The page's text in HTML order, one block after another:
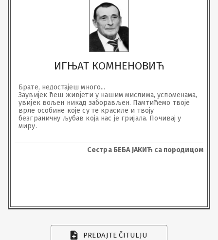
ИГЊАТ КОМНЕНОВИЋ
Брате, недостајеш много...
Заувијек ћеш живјети у нашим мислима, успоменама,
увијек вољен никад заборављен. Памтићемо твоје
врле особине које су те красиле и твоју
безграничну љубав која нас је гријала. Почивај у
миру.
Сестра БЕБА ЈАКИЋ са породицом
PREDAJTE ČITULJU